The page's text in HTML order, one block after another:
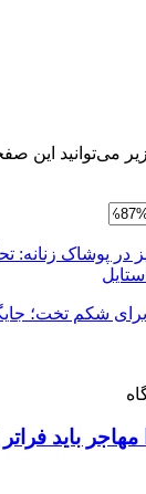
می‌توانید این
در پوشاک زنانه:
شکم تخت؛
مهاجر باید